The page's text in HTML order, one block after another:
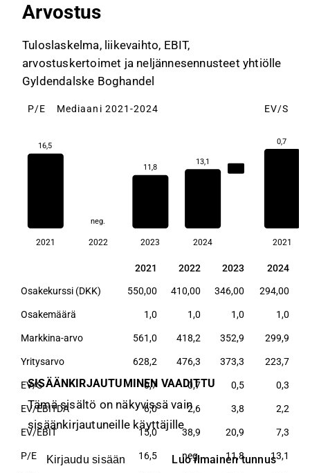
Arvostus
Tuloslaskelma, liikevaihto, EBIT,
arvostuskertoimet ja neljännesennusteet yhtiölle
Gyldendalske Boghandel
P/E Mediaani 2021-2024
16,5
neg.
11,8
13,1
2021 2022 2023 2024
EV/S
0,7
2021
2021 2022 2023 2024
2021 2022 2023 2024
Osakekurssi (DKK) 550,00 410,00 346,00 294,00
Osakemäärä 1,0 1,0 1,0 1,0
Markkina-arvo 561,0 418,2 352,9 299,9
Yritysarvo 628,2 476,3 373,3 223,7
EV/S 0,7 0,7 0,5 0,3
EV/EBITDA 6,0 2,6 3,8 2,2
EV/EBIT 15,0 38,9 20,9 7,3
P/E 16,5 neg. 11,8 13,1
SISÄÄNKIRJAUTUMINEN VAADITTU
Tämä sisältö on näkyvissä vain
sisäänkirjautuneille käyttäjille
Kirjaudu sisään Luo ilmainen tunnus